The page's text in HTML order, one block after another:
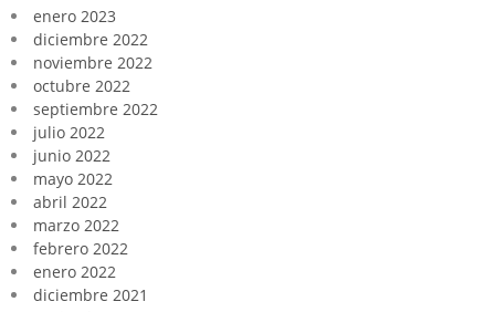
enero 2023
diciembre 2022
noviembre 2022
octubre 2022
septiembre 2022
julio 2022
junio 2022
mayo 2022
abril 2022
marzo 2022
febrero 2022
enero 2022
diciembre 2021